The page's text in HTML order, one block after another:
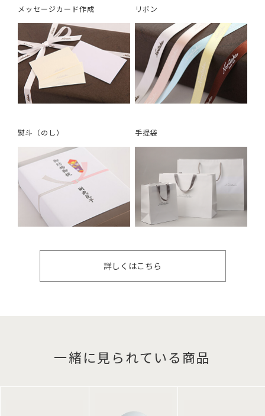
メッセージカード作成 リボン
熨斗（のし） 手提袋
詳しくはこちら
一緒に見られている商品